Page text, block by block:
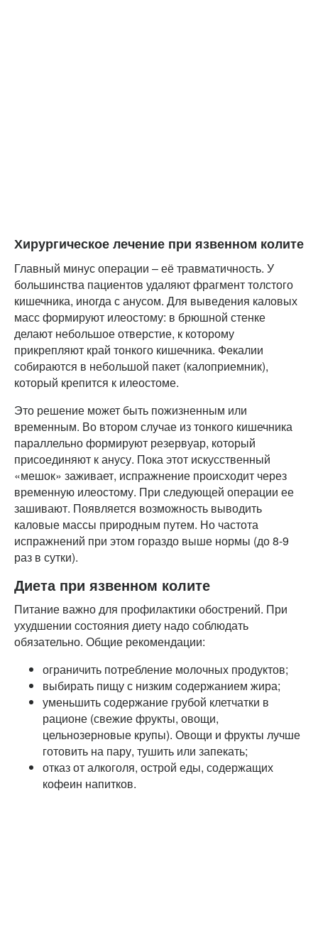
Хирургическое лечение при язвенном колите
Главный минус операции – её травматичность. У
большинства пациентов удаляют фрагмент толстого
кишечника, иногда с анусом. Для выведения каловых
масс формируют илеостому: в брюшной стенке
делают небольшое отверстие, к которому
прикрепляют край тонкого кишечника. Фекалии
собираются в небольшой пакет (калоприемник),
который крепится к илеостоме.
Это решение может быть пожизненным или
временным. Во втором случае из тонкого кишечника
параллельно формируют резервуар, который
присоединяют к анусу. Пока этот искусственный
«мешок» заживает, испражнение происходит через
временную илеостому. При следующей операции ее
зашивают. Появляется возможность выводить
каловые массы природным путем. Но частота
испражнений при этом гораздо выше нормы (до 8-9
раз в сутки).
Диета при язвенном колите
Питание важно для профилактики обострений. При
ухудшении состояния диету надо соблюдать
обязательно. Общие рекомендации:
ограничить потребление молочных продуктов;
выбирать пищу с низким содержанием жира;
уменьшить содержание грубой клетчатки в
рационе (свежие фрукты, овощи,
цельнозерновые крупы). Овощи и фрукты лучше
готовить на пару, тушить или запекать;
отказ от алкоголя, острой еды, содержащих
кофеин напитков.